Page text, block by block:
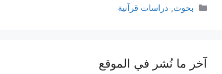
التصنيفات
بحوث, دراسات قرآنية
آخر ما نُشر في الموقع